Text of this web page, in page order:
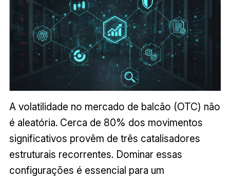
A volatilidade no mercado de balcão (OTC) não
é aleatória. Cerca de 80% dos movimentos
significativos provêm de três catalisadores
estruturais recorrentes. Dominar essas
configurações é essencial para um